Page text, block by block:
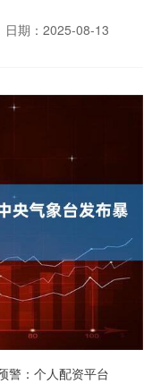
日期：2025-08-13
警：个人配资平台